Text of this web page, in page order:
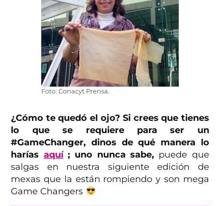
Foto: Conacyt Prensa.
¿Cómo te quedó el ojo? Si crees que tienes
lo que se requiere para ser un
#GameChanger, dinos de qué manera lo
harías aquí; uno nunca sabe, puede que
salgas en nuestra siguiente edición de
mexas que la están rompiendo y son mega
Game Changers